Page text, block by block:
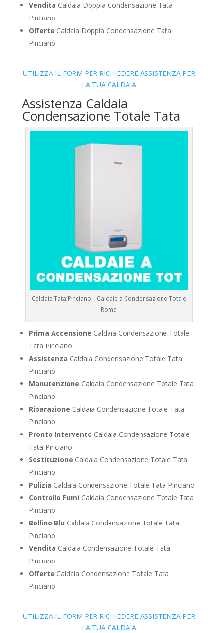
Vendita Caldaia Doppia Condensazione Tata
Pinciano
Offerte Caldaia Doppia Condensazione Tata
Pinciano
UTILIZZA IL FORM PER RICHIEDERE ASSISTENZA PER
LA TUA CALDAIA
Assistenza Caldaia
Condensazione Totale Tata
Caldaie Tata Pinciano – Caldaie a Condensazione Totale
Roma
Prima Accensione Caldaia Condensazione Totale
Tata Pinciano
Assistenza Caldaia Condensazione Totale Tata
Pinciano
Manutenzione Caldaia Condensazione Totale Tata
Pinciano
Riparazione Caldaia Condensazione Totale Tata
Pinciano
Pronto Intervento Caldaia Condensazione Totale
Tata Pinciano
Sostituzione Caldaia Condensazione Totale Tata
Pinciano
Pulizia Caldaia Condensazione Totale Tata Pinciano
Controllo Fumi Caldaia Condensazione Totale Tata
Pinciano
Bollino Blu Caldaia Condensazione Totale Tata
Pinciano
Vendita Caldaia Condensazione Totale Tata
Pinciano
Offerte Caldaia Condensazione Totale Tata
Pinciano
UTILIZZA IL FORM PER RICHIEDERE ASSISTENZA PER
LA TUA CALDAIA